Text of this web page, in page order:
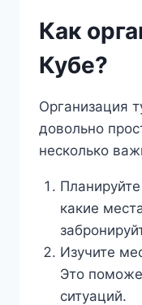
Как
Кубе?
Организация
довольно
несколько
какие
Изучите
Это
ситуаций.